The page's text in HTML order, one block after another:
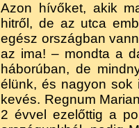
Azon hívőket, akik
hitről, de az utca
egész országban
az ima! – mondta a
háborúban, de
élünk, és nagyon sok
kevés. Regnum
2 évvel ezelőttig a